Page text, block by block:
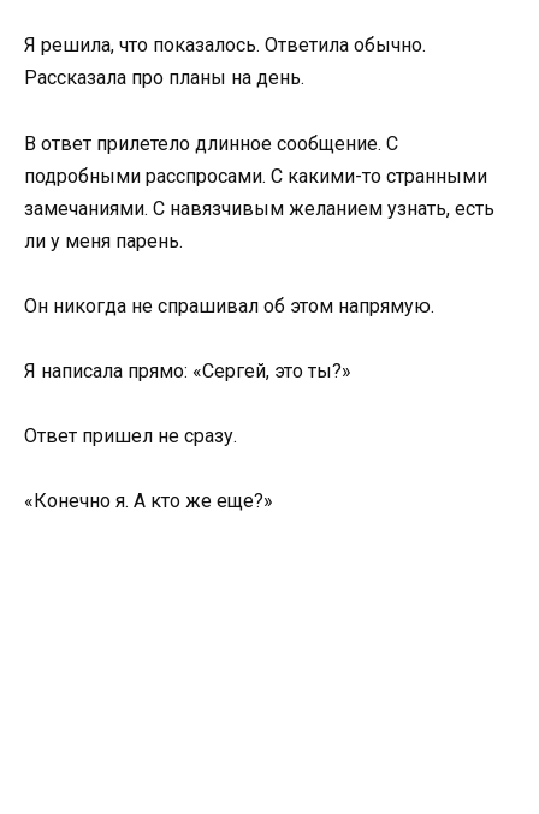
Я решила, что показалось. Ответила обычно.
Рассказала про планы на день.
В ответ прилетело длинное сообщение. С
подробными расспросами. С какими-то странными
замечаниями. С навязчивым желанием узнать, есть
ли у меня парень.
Он никогда не спрашивал об этом напрямую.
Я написала прямо: «Сергей, это ты?»
Ответ пришел не сразу.
«Конечно я. А кто же еще?»